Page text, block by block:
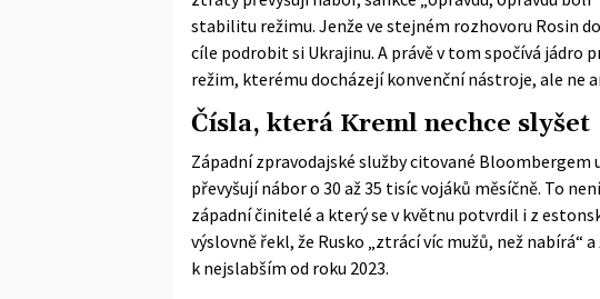
stabilitu režimu. Jenže ve stejném rozhovoru Rosin
cíle podrobit si Ukrajinu. A právě v tom spočívá jádro
režim, kterému docházejí konvenční nástroje, ale ne
Čísla, která Kreml nechce slyšet
Západní zpravodajské služby citované Bloombergem
převyšují nábor o 30 až 35 tisíc vojáků měsíčně. To
západní činitelé a který se v květnu potvrdil i z
výslovně řekl, že Rusko „ztrácí víc mužů, než
k nejslabším od roku 2023.